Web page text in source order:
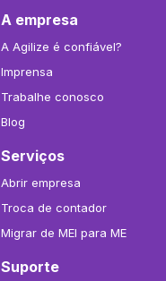
A empresa
A Agilize é confiável?
Imprensa
Trabalhe conosco
Blog
Serviços
Abrir empresa
Troca de contador
Migrar de MEI para ME
Suporte